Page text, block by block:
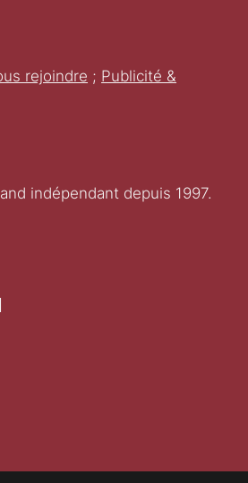
indépendant depuis 1997.
rejoindre ; Publicité &